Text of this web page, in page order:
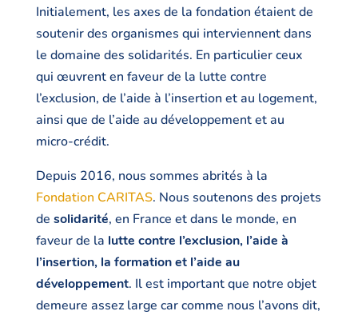
Initialement, les axes de la fondation étaient de
soutenir des organismes qui interviennent dans
le domaine des solidarités. En particulier ceux
qui œuvrent en faveur de la lutte contre
l’exclusion, de l’aide à l’insertion et au logement,
ainsi que de l’aide au développement et au
micro-crédit.
Depuis 2016, nous sommes abrités à la
Fondation CARITAS. Nous soutenons des projets
de solidarité, en France et dans le monde, en
faveur de la lutte contre l’exclusion, l’aide à
l’insertion, la formation et l’aide au
développement. Il est important que notre objet
demeure assez large car comme nous l’avons dit,